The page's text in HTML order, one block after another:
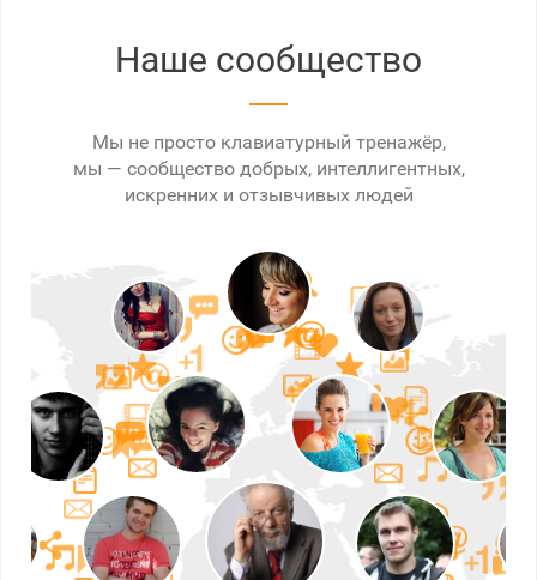
Наше сообщество
Мы не просто клавиатурный тренажёр,
мы — сообщество добрых, интеллигентных,
искренних и отзывчивых людей